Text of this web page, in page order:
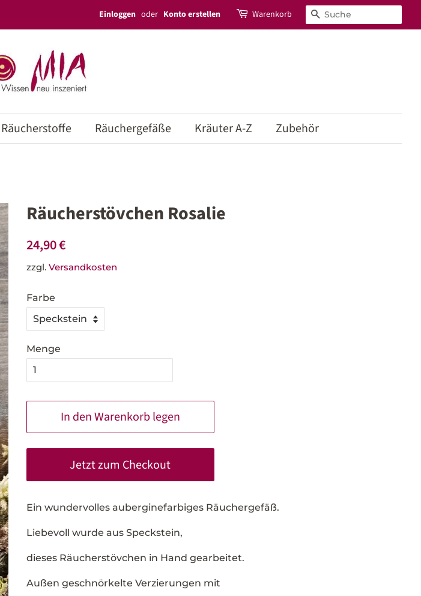
Einloggen oder Konto erstellen Warenkorb Suchen
Räucherstoffe Räuchergefäße Kräuter A-Z Zubehör
Räucherstövchen Rosalie
Normaler
24,90 €
zzgl. Versandkosten
Farbe
Menge
In den Warenkorb legen
Jetzt zum Checkout
Ein wundervolles auberginefarbiges Räuchergefäß.
Liebevoll wurde aus Speckstein,
dieses Räucherstövchen in Hand gearbeitet.
Außen geschnörkelte Verzierungen mit